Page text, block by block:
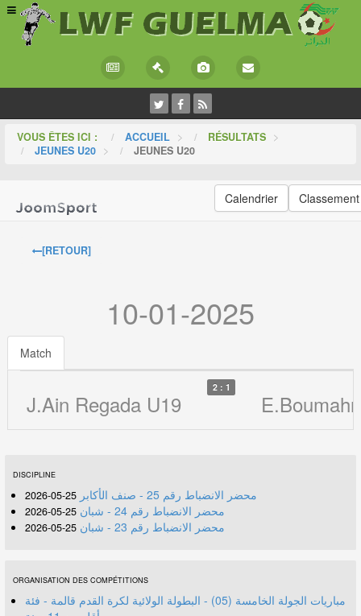
VOUS ÊTES ICI : ACCUEIL > RÉSULTATS >
JEUNES U20 > JEUNES U20
Calendrier Classement
[RETOUR]
10-01-2025
Match
J.Ain Regada U19
2 : 1
DISCIPLINE
محضر الانضباط رقم 25 - صنف الأكابر 25-05-2026
محضر الانضباط رقم 24 - شبان 25-05-2026
محضر الانضباط رقم 23 - شبان 25-05-2026
ORGANISATION DES COMPÉTITIONS
مباريات الجولة الخامسة (05) - البطولة الولائية لكرة القدم قالمة - فئة